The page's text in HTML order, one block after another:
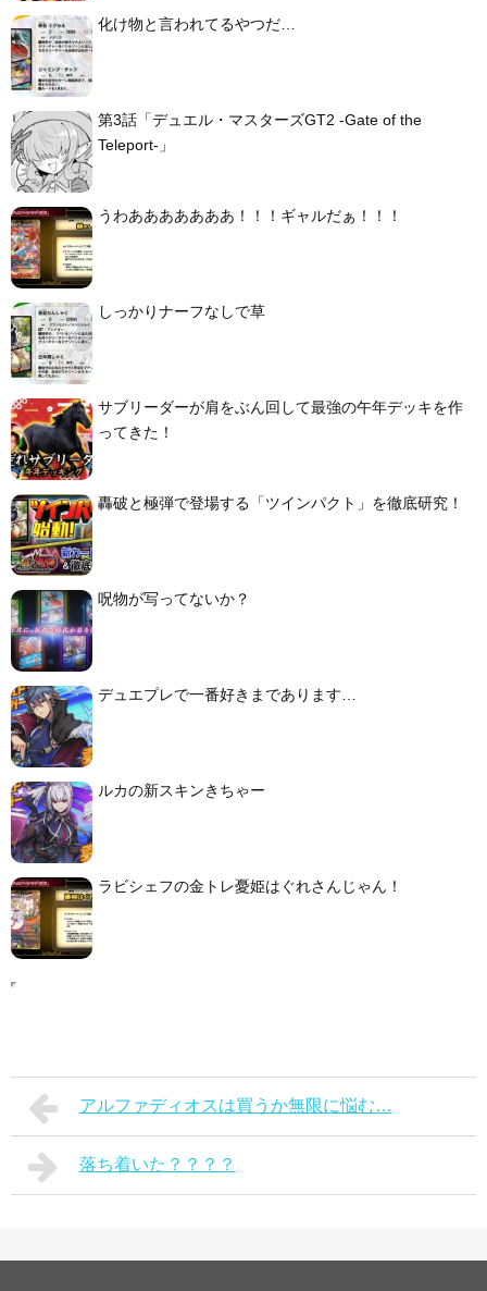
化け物と言われてるやつだ…
第3話「デュエル・マスターズGT2 -Gate of the
Teleport-」
うわあああああああ！！！ギャルだぁ！！！
しっかりナーフなしで草
サブリーダーが肩をぶん回して最強の午年デッキを作
ってきた！
轟破と極弾で登場する「ツインパクト」を徹底研究！
呪物が写ってないか？
デュエプレで一番好きまであります…
ルカの新スキンきちゃー
ラビシェフの金トレ憂姫はぐれさんじゃん！
アルファディオスは買うか無限に悩む…
落ち着いた？？？？